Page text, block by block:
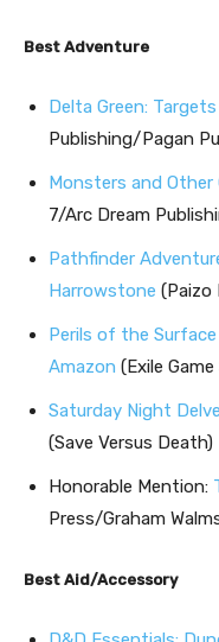
Best Adventure
Delta Green:
Publishing/Pagan
Monsters and Other
7/Arc Dream
Pathfinder
Harrowstone (Paizo
Perils of the
Amazon (Exile
Saturday Night
(Save Versus Death)
Honorable Mention:
Press/Graham
Best Aid/Accessory